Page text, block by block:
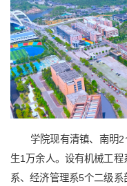
学院现有清镇、南明
生1万余人。设有机械工
系、经济管理系5个二级